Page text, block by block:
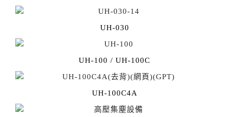
UH-030
UH-100 / UH-100C
UH-100C4A